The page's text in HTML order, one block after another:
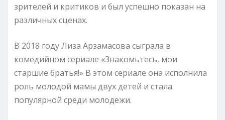
зрителей и критиков и был успешно показан на
различных сценах.
В 2018 году Лиза Арзамасова сыграла в
комедийном сериале «Знакомьтесь, мои
старшие братья!» В этом сериале она исполнила
роль молодой мамы двух детей и стала
популярной среди молодежи.